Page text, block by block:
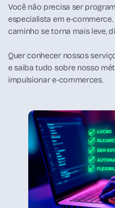
Você não precisa ser
especialista em e-
caminho se torna mais leve,
Quer conhecer nossos
e saiba tudo sobre nosso
impulsionar e-commerces.